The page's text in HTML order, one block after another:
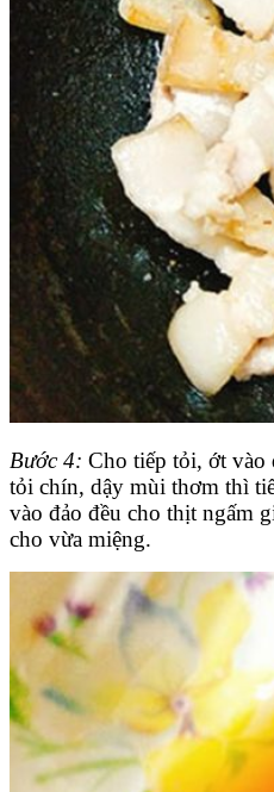
Bước 4: Cho tiếp tỏi, ớt vào
tỏi chín, dậy mùi thơm thì
vào đảo đều cho thịt ngấm
cho vừa miệng.